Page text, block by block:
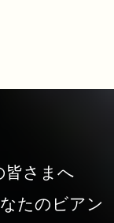
皆さまへ
たのビアン